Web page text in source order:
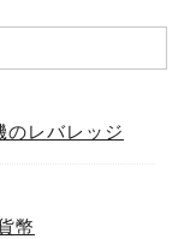
レバレッジ
幣